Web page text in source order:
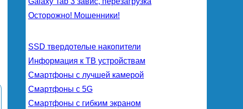
Осторожно! Мошенники!
SSD твердотелые накопители
Информация к ТВ устройствам
Смартфоны с лучшей камерой
Смартфоны с 5G
Смартфоны с гибким экраном